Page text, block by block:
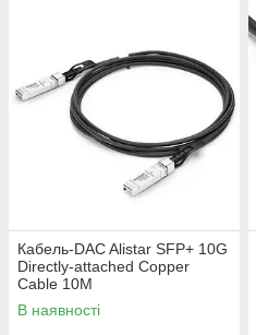
Кабель-DAC Alistar SFP+ 10G
Directly-attached Copper
Cable 10M
В наявності